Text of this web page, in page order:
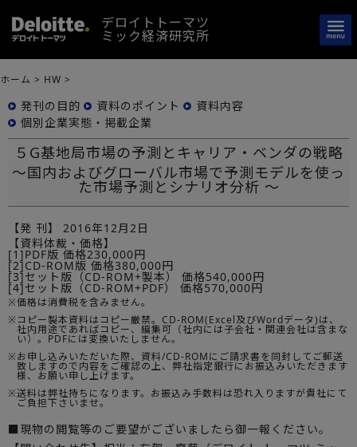
デロイトトーマツ
ミック経済研究所
ホーム > HW >
発刊の目的 資料のポイント
資料内容
個別企業実態・掲載企業
５G基地局市場の予測とキャリア・ベンダの戦略
～国内およびグローバル市場で予測モデルを使っ
た市場予測とシナリオ分析 ～
【発 刊】
2016年12月2日
【資料体裁・価格】
[1]PDF版 価格230,000円
[2]CD-ROM版 価格380,000円
[3]セット版（CD-ROM+製本） 価格540,000円
[4]セット版（CD-ROM+PDF） 価格570,000円
※価格は消費税を含みません。
※コピー製本資料はコピー厳禁。CD-ROM(Excel及びWordデータ)は、
社内用途であればコピー、編集可（社内には子会社・関連会社は含まな
い）。PDFには変換いたしません。
※お申し込みいただいた際、資料/CD-ROMにご請求書を同封してご郵送
致しますので内容をご確認の上、弊社指定銀行にお振込みいただきます
様、お願い申し上げます。
※送料は弊社持ちになります。お振込み手数料は恐れ入りますが貴社にて
ご負担下さいませ。
■現物の閲覧等のご要望がございましたら御一報ください。